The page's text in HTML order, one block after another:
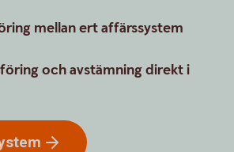
mellan ert affärssystem
och avstämning direkt i